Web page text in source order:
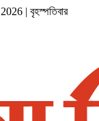
2026 | বৃহস্পতিবার